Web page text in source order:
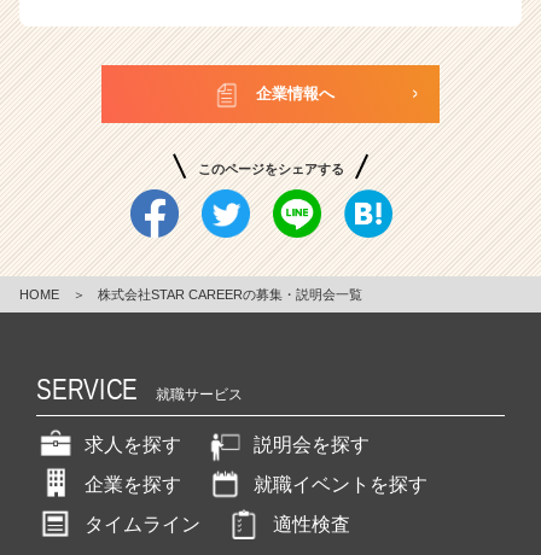
企業情報へ
このページをシェアする
HOME ＞ 株式会社STAR CAREERの募集・説明会一覧
SERVICE 就職サービス
求人を探す
説明会を探す
企業を探す
就職イベントを探す
タイムライン
適性検査